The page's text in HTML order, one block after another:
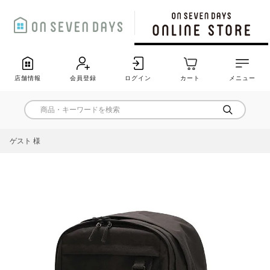
店舗情報 会員登録 ログイン カート メニュー
ゲスト 様